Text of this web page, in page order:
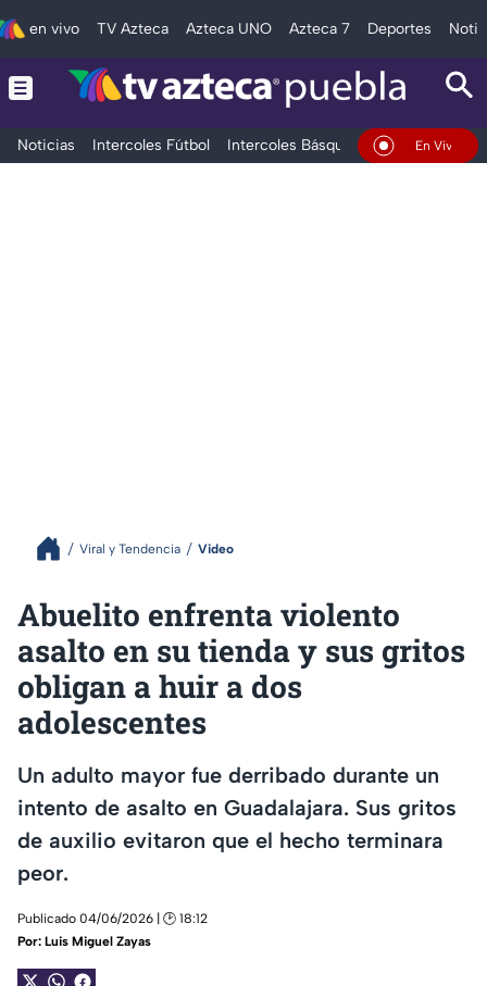
en vivo TV Azteca Azteca UNO Azteca 7 Deportes
Noticias Intercoles Fútbol Intercoles Básquetbol Deportes
En Vivo
Viral y Tendencia Video
Abuelito enfrenta violento
asalto en su tienda y sus gritos
obligan a huir a dos
adolescentes
Un adulto mayor fue derribado durante un
intento de asalto en Guadalajara. Sus gritos
de auxilio evitaron que el hecho terminara
peor.
Publicado 04/06/2026 | 🕑 18:12
Por: Luis Miguel Zayas